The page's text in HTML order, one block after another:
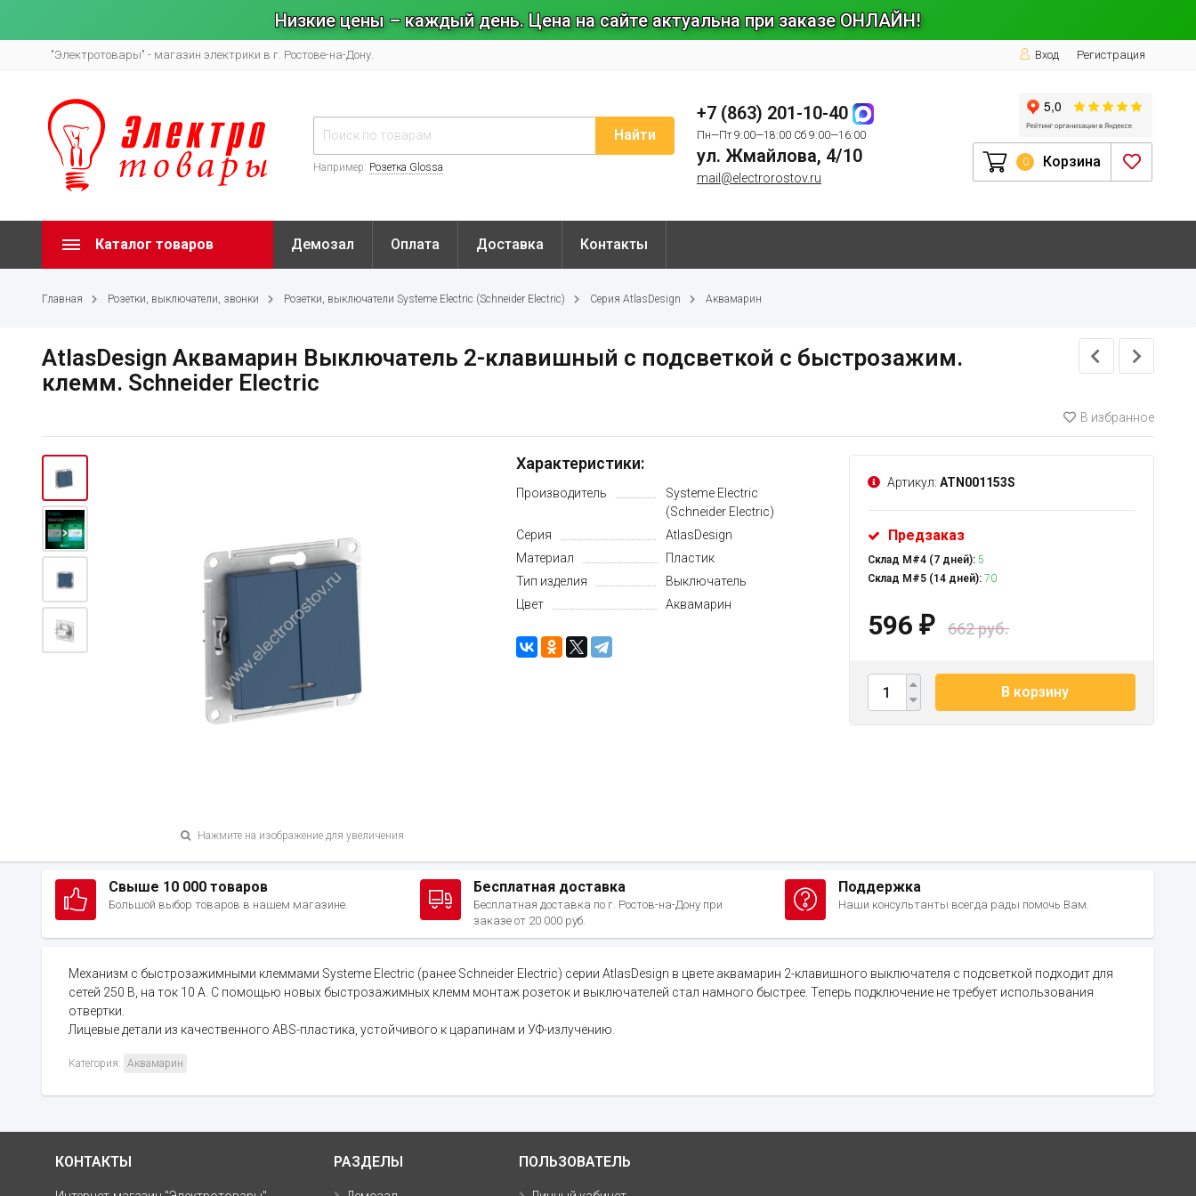
Низкие цены – каждый день. Цена на сайте актуальна при заказе ОНЛАЙН!
"Электротовары" - магазин электрики в г. Ростове-на-Дону. Вход Регистрация
Найти
Например: Розетка Glossa
+7 (863) 201-10-40
Пн—Пт 9:00—18:00 Сб 9:00—16:00
ул. Жмайлова, 4/10
mail@electrorostov.ru
0 Корзина
Каталог товаров Демозал Оплата Доставка Контакты
Главная Розетки, выключатели, звонки Розетки, выключатели Systeme Electric (Schneider Electric) Серия AtlasDesign Аквамарин
AtlasDesign Аквамарин Выключатель 2-клавишный с подсветкой с быстрозажим.
клемм. Schneider Electric
В избранное
Нажмите на изображение для увеличения
Характеристики:
Производитель
Systeme Electric
(Schneider Electric)
Серия
AtlasDesign
Материал
Пластик
Тип изделия
Выключатель
Цвет
Аквамарин
Артикул: ATN001153S
Предзаказ
Склад М#4 (7 дней): 5
Склад М#5 (14 дней): 70
596 ₽ 662 руб.
В корзину
Свыше 10 000 товаров
Большой выбор товаров в нашем магазине.
Бесплатная доставка
Бесплатная доставка по г. Ростов-на-Дону при
заказе от 20 000 руб.
Поддержка
Наши консультанты всегда рады помочь Вам.
Механизм с быстрозажимными клеммами Systeme Electric (ранее Schneider Electric) серии AtlasDesign в цвете аквамарин 2-клавишного выключателя с подсветкой подходит для
сетей 250 В, на ток 10 А. С помощью новых быстрозажимных клемм монтаж розеток и выключателей стал намного быстрее. Теперь подключение не требует использования
отвертки.
Лицевые детали из качественного ABS-пластика, устойчивого к царапинам и УФ-излучению.
Категория: Аквамарин
КОНТАКТЫ РАЗДЕЛЫ ПОЛЬЗОВАТЕЛЬ